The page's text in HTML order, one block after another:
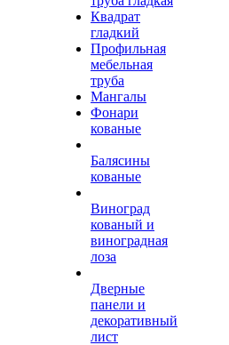
Квадрат
гладкий
Профильная
мебельная
труба
Мангалы
Фонари
кованые
Балясины
кованые
Виноград
кованый и
виноградная
лоза
Дверные
панели и
декоративный
лист